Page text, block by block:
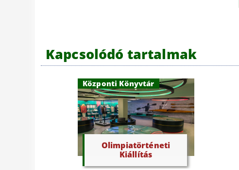
Kapcsolódó tartalmak
Központi Könyvtár
Olimpiatörténeti
Kiállítás